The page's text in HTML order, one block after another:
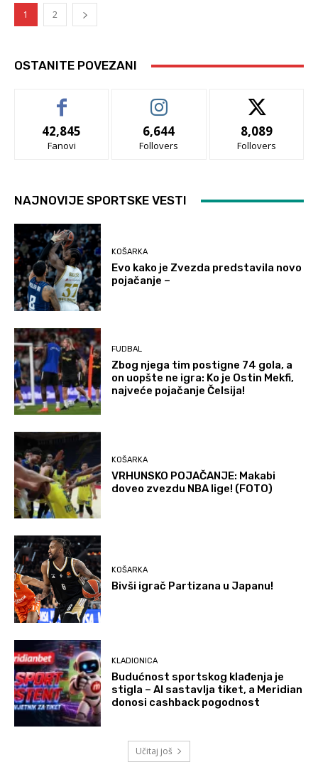
1 2
OSTANITE POVEZANI
42,845
Fanovi
6,644
Follovers
8,089
Follovers
NAJNOVIJE SPORTSKE VESTI
KOŠARKA
Evo kako je Zvezda predstavila novo
pojačanje –
FUDBAL
Zbog njega tim postigne 74 gola, a
on uopšte ne igra: Ko je Ostin Mekfi,
najveće pojačanje Čelsija!
KOŠARKA
VRHUNSKO POJAČANJE: Makabi
doveo zvezdu NBA lige! (FOTO)
KOŠARKA
Bivši igrač Partizana u Japanu!
KLADIONICA
Budućnost sportskog klađenja je
stigla – AI sastavlja tiket, a Meridian
donosi cashback pogodnost
Učitaj još